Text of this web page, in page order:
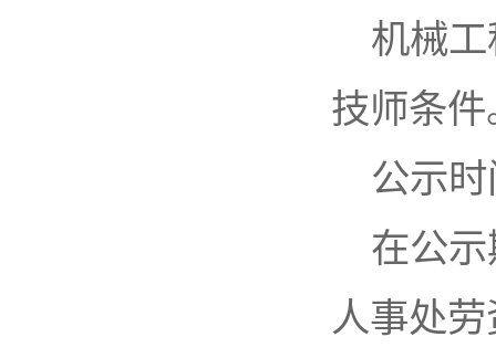
机械工
技师条件
公示时
在公示
人事处